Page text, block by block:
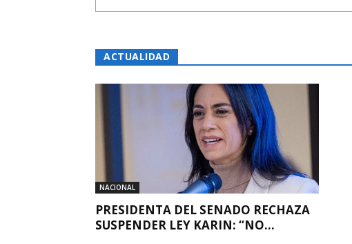
ACTUALIDAD
NACIONAL
PRESIDENTA DEL SENADO RECHAZA
SUSPENDER LEY KARIN: “NO...